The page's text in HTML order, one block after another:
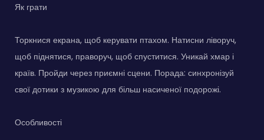
Як грати
Торкнися екрана, щоб керувати птахом. Натисни ліворуч,
щоб піднятися, праворуч, щоб спуститися. Уникай хмар і
країв. Пройди через приємні сцени. Порада: синхронізуй
свої дотики з музикою для більш насиченої подорожі.
Особливості